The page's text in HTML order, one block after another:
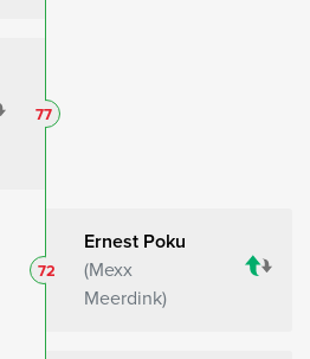
77
Ernest Poku
Mexx
Meerdink
72